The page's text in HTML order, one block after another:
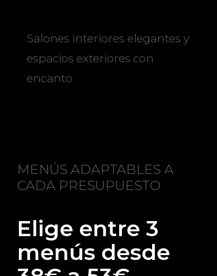
Salones interiores elegantes y
espacios exteriores con
encanto
MENÚS ADAPTABLES A
CADA PRESUPUESTO
Elige entre 3
menús desde